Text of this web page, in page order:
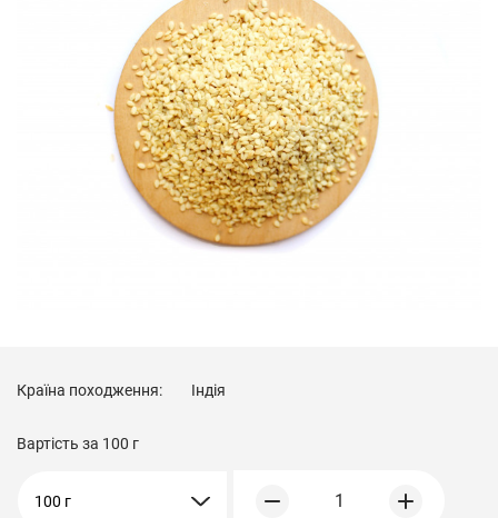
Країна походження: Індія
Вартість за 100 г
100 г 1